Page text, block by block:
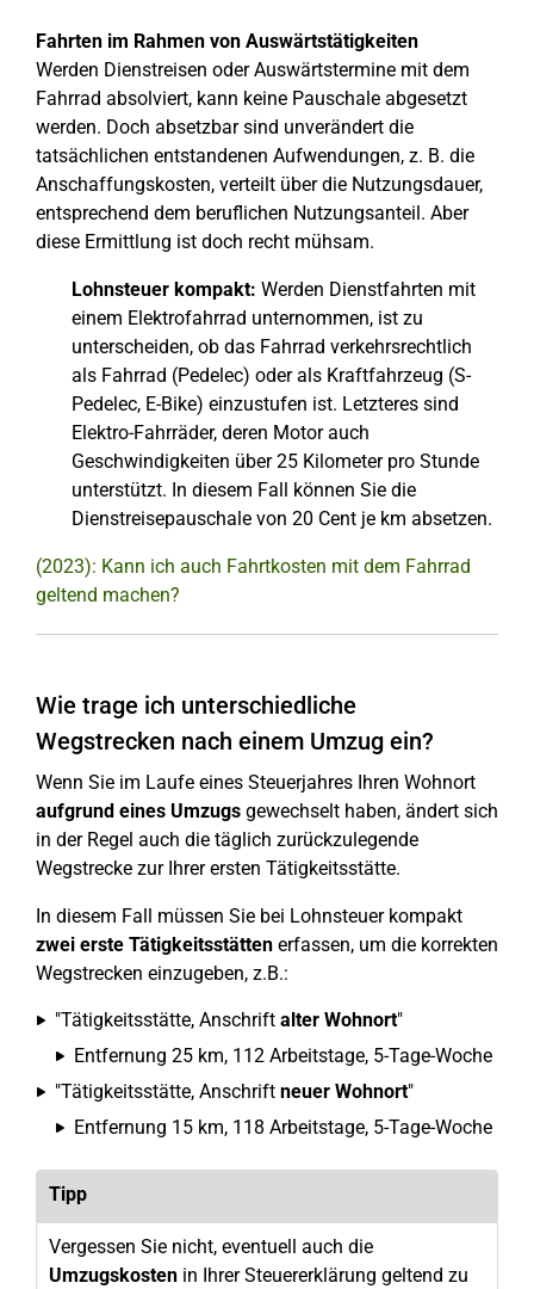
Fahrten im Rahmen von Auswärtstätigkeiten
Werden Dienstreisen oder Auswärtstermine mit dem
Fahrrad absolviert, kann keine Pauschale abgesetzt
werden. Doch absetzbar sind unverändert die
tatsächlichen entstandenen Aufwendungen, z. B. die
Anschaffungskosten, verteilt über die Nutzungsdauer,
entsprechend dem beruflichen Nutzungsanteil. Aber
diese Ermittlung ist doch recht mühsam.
Lohnsteuer kompakt: Werden Dienstfahrten mit
einem Elektrofahrrad unternommen, ist zu
unterscheiden, ob das Fahrrad verkehrsrechtlich
als Fahrrad (Pedelec) oder als Kraftfahrzeug (S-
Pedelec, E-Bike) einzustufen ist. Letzteres sind
Elektro-Fahrräder, deren Motor auch
Geschwindigkeiten über 25 Kilometer pro Stunde
unterstützt. In diesem Fall können Sie die
Dienstreisepauschale von 20 Cent je km absetzen.
(2023): Kann ich auch Fahrtkosten mit dem Fahrrad
geltend machen?
Wie trage ich unterschiedliche
Wegstrecken nach einem Umzug ein?
Wenn Sie im Laufe eines Steuerjahres Ihren Wohnort
aufgrund eines Umzugs gewechselt haben, ändert sich
in der Regel auch die täglich zurückzulegende
Wegstrecke zur Ihrer ersten Tätigkeitsstätte.
In diesem Fall müssen Sie bei Lohnsteuer kompakt
zwei erste Tätigkeitsstätten erfassen, um die korrekten
Wegstrecken einzugeben, z.B.:
"Tätigkeitsstätte, Anschrift alter Wohnort"
Entfernung 25 km, 112 Arbeitstage, 5-Tage-Woche
"Tätigkeitsstätte, Anschrift neuer Wohnort"
Entfernung 15 km, 118 Arbeitstage, 5-Tage-Woche
Tipp
Vergessen Sie nicht, eventuell auch die
Umzugskosten in Ihrer Steuererklärung geltend zu